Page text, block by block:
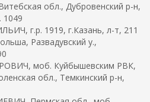
обл., Дубровенский р-н,
1049
г.р. 1919, г.Казань, л-т, 211
Развадувский у.,
моб. Куйбышевским РВК,
обл., Темкинский р-н,